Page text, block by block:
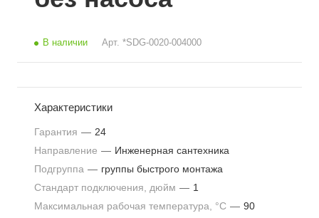
В наличии Арт. *SDG-0020-004000
Характеристики
Гарантия — 24
Направление — Инженерная сантехника
Подгруппа — группы быстрого монтажа
Стандарт подключения, дюйм — 1
Максимальная рабочая температура, °С — 90